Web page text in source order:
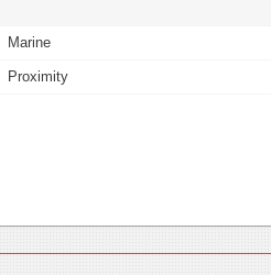
Marine
Proximity